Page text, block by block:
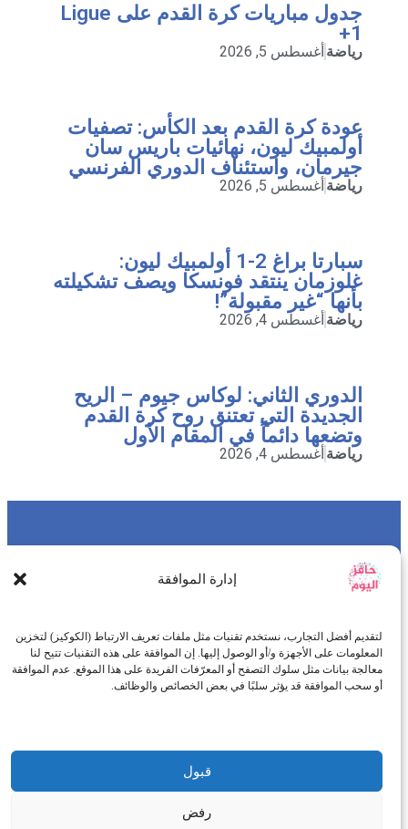
إدارة الموافقة
لتقديم أفضل التجارب، نستخدم تقنيات مثل ملفات تعريف الارتباط (الكوكيز) لتخزين
المعلومات على الأجهزة و/أو الوصول إليها. إن الموافقة على هذه التقنيات تتيح لنا
معالجة بيانات مثل سلوك التصفح أو المعرّفات الفريدة على هذا الموقع. عدم الموافقة
أو سحب الموافقة قد يؤثر سلبًا في بعض الخصائص والوظائف.
قبول
رفض
جدول مباريات كرة القدم على Ligue
1+
رياضة أغسطس 5, 2026
عودة كرة القدم بعد الكأس: تصفيات
أولمبيك ليون، نهائيات باريس سان
جيرمان، واستئناف الدوري الفرنسي
رياضة أغسطس 5, 2026
سبارتا براغ 2-1 أولمبيك ليون:
غلوزمان ينتقد فونسكا ويصف تشكيلته
بأنها “غير مقبولة”!
رياضة أغسطس 4, 2026
الدوري الثاني: لوكاس جيوم – الريح
الجديدة التي تعتنق روح كرة القدم
وتضعها دائماً في المقام الأول
رياضة أغسطس 4, 2026
طاقم التحرير
من نحن
موقعنا الإخباري هو أحد الوكالات الإخبارية العربية والذي يهتم
بتغطية كافة الأحداث على إمتداد الساحة العربية والدولية مع
مراعاة الدقة والمصداقية والموضوعية في نشر الخبّر ، ويتخذ